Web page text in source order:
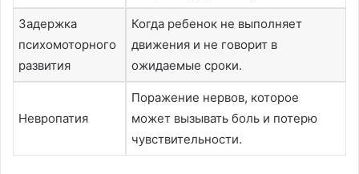
Задержка
психомоторного
развития
Когда ребенок не выполняет
движения и не говорит в
ожидаемые сроки.
Невропатия
Поражение нервов, которое
может вызывать боль и потерю
чувствительности.